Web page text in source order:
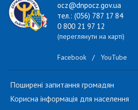
ocz@dnpocz.gov.ua
тел.: (056) 787 17 84
0 800 21 97 12
(переглянути на карті)
Facebook / YouTube
Поширені запитання громадян
Корисна інформація для населення